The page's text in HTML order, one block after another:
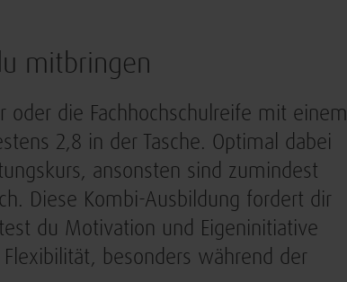
mitbringen
oder die Fachhochschulreife mit einem
2,8 in der Tasche. Optimal dabei
ansonsten sind zumindest
Diese Kombi-Ausbildung fordert dir
du Motivation und Eigeninitiative
besonders während der